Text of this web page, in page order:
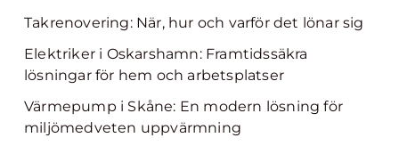
Takrenovering: När, hur och varför det lönar sig
Elektriker i Oskarshamn: Framtidssäkra
lösningar för hem och arbetsplatser
Värmepump i Skåne: En modern lösning för
miljömedveten uppvärmning